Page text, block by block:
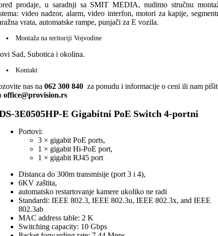
prodaje, u saradnji sa SMIT MEDIA, nudimo stručnu
video nadzor, alarm, video interfon, motori za kapije,
vrata, automatske rampe, punjači za E vozila.
Montaža na teritoriji Vojvodine
Sad, Subotica i okolina.
Kontakt
nas na 062 300 840 za ponudu i informacije o ceni ili nam
office@provision.rs
3E0505HP-E Gigabitni PoE Switch 4-portni
Portovi:
3 × gigabit PoE ports,
1 × gigabit Hi-PoE port,
1 × gigabit RJ45 port
Distanca do 300m transmisije (port 3 i 4),
6KV zaštita,
automatsko restartovanje kamere ukoliko ne radi
Standardi: IEEE 802.3, IEEE 802.3u, IEEE 802.3x, and IEEE
802.3ab
MAC address table: 2 K
Switching capacity: 10 Gbps